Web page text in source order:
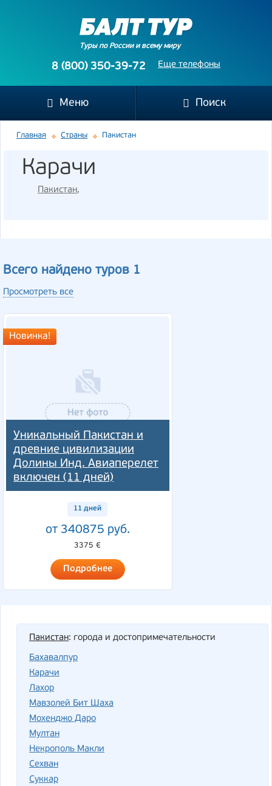
Туры по России и всему миру
Еще телефоны
8 (800) 350-39-72
Меню Поиск
Главная Страны Пакистан
Карачи
Пакистан,
Всего найдено туров 1
Просмотреть все
Уникальный Пакистан и
древние цивилизации
Долины Инд. Авиаперелет
включен (11 дней)
Новинка!
11 дней
от 340875 руб.
3375 €
Подробнее
Пакистан: города и достопримечательности
Бахавалпур
Карачи
Лахор
Мавзолей Бит Шаха
Мохенджо Даро
Мултан
Некрополь Макли
Сехван
Суккар